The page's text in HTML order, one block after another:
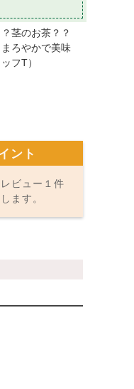
茎のお茶？？
ろやかで美味
フT）
ント
ビュー１件
ます。